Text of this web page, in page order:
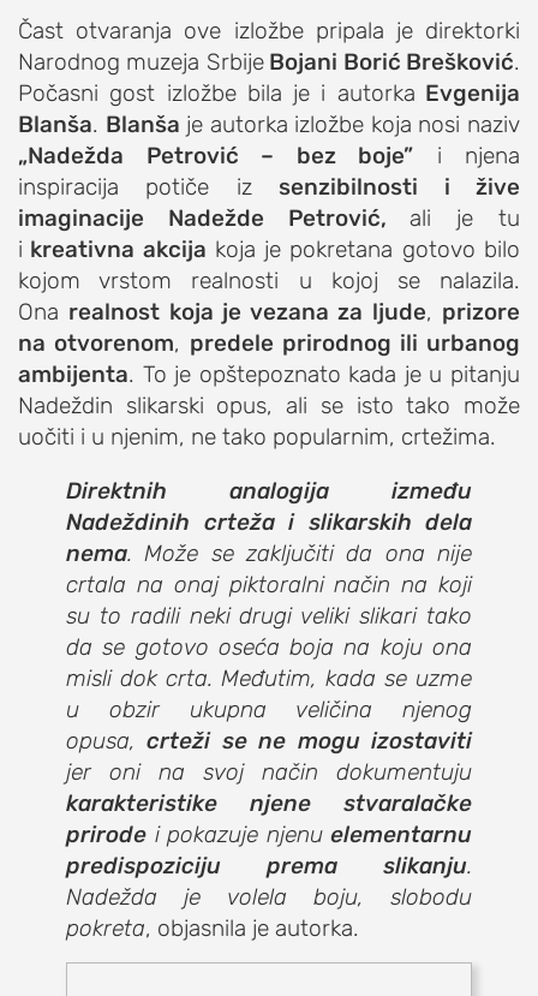
studentski život
zdravlje
it
kolumna
sdl podkast
STUDENTSKI DNEVNI LIST
o nama
impresum
kontakt
Čast otvaranja ove izložbe pripala je direktorki
Narodnog muzeja SrbijeBojani Borić Brešković.
Počasni gost izložbe bila je i autorka Evgenija
Blanša. Blanša je autorka izložbe koja nosi naziv
„Nadežda Petrović – bez boje” i njena
inspiracija potiče iz senzibilnosti i žive
imaginacije Nadežde Petrović,ali je tu
i kreativna akcija koja je pokretana gotovo bilo
kojom vrstom realnosti u kojoj se nalazila.
Ona realnost koja je vezana za ljude, prizore
na otvorenom, predele prirodnog ili urbanog
ambijenta. To je opštepoznato kada je u pitanju
Nadeždin slikarski opus, ali se isto tako može
uočiti i u njenim, ne tako popularnim, crtežima.
Direktnih analogija između
Nadeždinih crteža i slikarskih dela
nema. Može se zaključiti da ona nije
crtala na onaj piktoralni način na koji
su to radili neki drugi veliki slikari tako
da se gotovo oseća boja na koju ona
misli dok crta. Međutim, kada se uzme
u obzir ukupna veličina njenog
opusa,crteži se ne mogu izostaviti
jer oni na svoj način dokumentuju
karakteristike njene stvaralačke
prirode i pokazuje njenu elementarnu
predispoziciju prema slikanju.
Nadežda je volela boju, slobodu
pokreta, objasnila je autorka.